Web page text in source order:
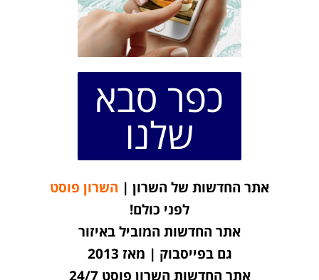
כפר סבא
שלנו
אתר החדשות של השרון | השרון פוסט
לפני כולם!
אתר החדשות המוביל באיזור
גם בפייסבוק | מאז 2013
אתר החדשות השרון פוסט 24/7